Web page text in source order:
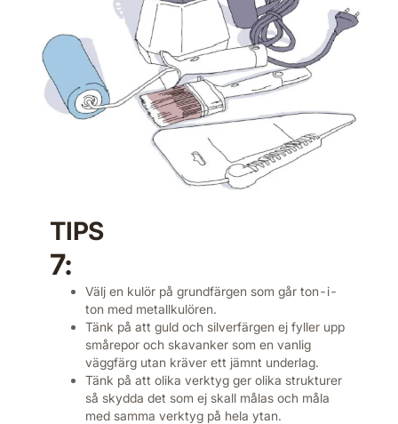
TIPS
7:
Välj en kulör på grundfärgen som går ton-i-
ton med metall­kulören.
Tänk på att guld och silverfärgen ej fyller upp
smårepor och skavanker som en vanlig
väggfärg utan kräver ett jämnt underlag.
Tänk på att olika verktyg ger olika strukturer
så skydda det som ej skall målas och måla
med samma verktyg på hela ytan.